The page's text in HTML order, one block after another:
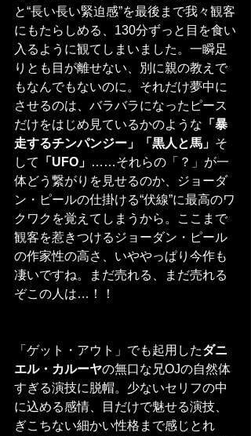
と“長い長い緊迫感”を最後まで我々観客
にもたらしめる、130分ずっと目を食い
入るように観てしまいました。一瞬足
りとも目が離せない、別に親の教えで
もなんでもないのに。それだけ夢中に
させるのは、バラバラになったピース
だけをはじめ見ているかのような 「暴
走するチンパンジー」「黒人と馬」 そ
して
「UFO」 ……それらの「？」が一
体どう繋がりを見せるのか、ジョーダ
ン・ピールの仕掛ける“伏線”に最高のワ
クワクを覚えてしまうから。ここまで
観客を惹きつけるジョーダン・ピール
の作家性の高さ、いややっぱり今作も
凄いですね。まだ売れる、まだ売れる
ぞこの人は…！！
「ゲット・アウト」でも起用したダニ
エル・カルーヤの無口な兄OJの自然体
すぎる演技に脱帽。少ないセリフの中
に込める感情、目だけで魅せる演技、
ぎこちない細かい性格まで感じとれ